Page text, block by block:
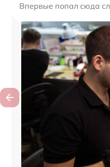
Впервые попал сюда
Константин